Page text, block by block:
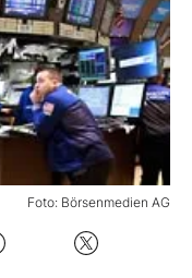
Foto: Börsenmedien AG